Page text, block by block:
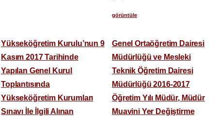
görüntüle
Yükseköğretim Kurulu’nun 9
Kasım 2017 Tarihinde
Yapılan Genel Kurul
Toplantısında
Yükseköğretim Kurumları
Sınavı İle İlgili Alınan
Genel Ortaöğretim Dairesi
Müdürlüğü ve Mesleki
Teknik Öğretim Dairesi
Müdürlüğü 2016-2017
Öğretim Yılı Müdür, Müdür
Muavini Yer Değiştirme